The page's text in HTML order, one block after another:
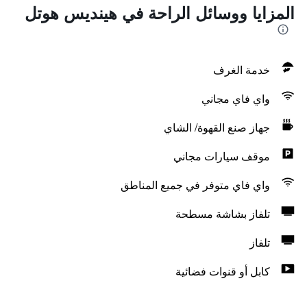
المزايا ووسائل الراحة في هينديس هوتل
خدمة الغرف
واي فاي مجاني
جهاز صنع القهوة/ الشاي
موقف سيارات مجاني
واي فاي متوفر في جميع المناطق
تلفاز بشاشة مسطحة
تلفاز
كابل أو قنوات فضائية